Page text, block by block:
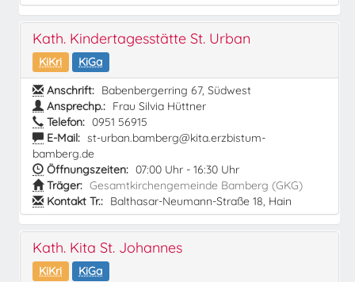
Kath. Kindertagesstätte St. Urban
KiKri
KiGa
Anschrift: Babenbergerring 67, Südwest
Ansprechp.: Frau Silvia Hüttner
Telefon: 0951 56915
E-Mail: st-urban.bamberg@kita.erzbistum-
bamberg.de
Öffnungszeiten: 07:00 Uhr - 16:30 Uhr
Träger: Gesamtkirchengemeinde Bamberg (GKG)
Kontakt Tr.: Balthasar-Neumann-Straße 18, Hain
Kath. Kita St. Johannes
KiKri
KiGa